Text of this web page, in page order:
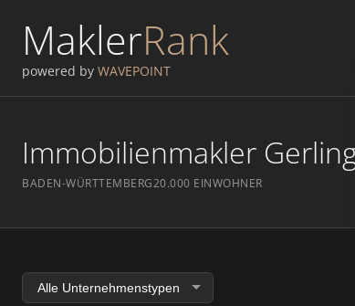
MaklerRank
powered by WAVEPOINT
Immobilienmakler
BADEN-WÜRTTEMBERG20.000 EINWOHNER